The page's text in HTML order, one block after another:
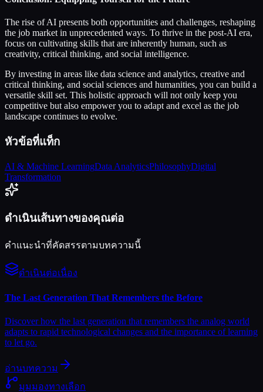
The rise of AI presents both opportunities and challenges, reshaping
the job market in unprecedented ways. To thrive in the post-AI era,
focus on cultivating skills that are inherently human, such as
creativity, critical thinking, and social intelligence.
By investing in areas like data science and analytics, creative and
critical thinking, and social sciences and humanities, you can build a
versatile skill set. This holistic approach will not only keep you
competitive but also empower you to adapt and excel as the job
landscape continues to evolve.
หัวข้อที่แท็ก
AI & Machine LearningData AnalyticsPhilosophyDigital
Transformation
ดำเนินเส้นทางของคุณต่อ
คำแนะนำที่คัดสรรตามบทความนี้
ดำเนินต่อเนื่อง
The Last Generation That Remembers the Before
Discover how the last generation that remembers the analog world
adapts to rapid technological changes and the importance of learning
to let go.
อ่านบทความ
มุมมองทางเลือก